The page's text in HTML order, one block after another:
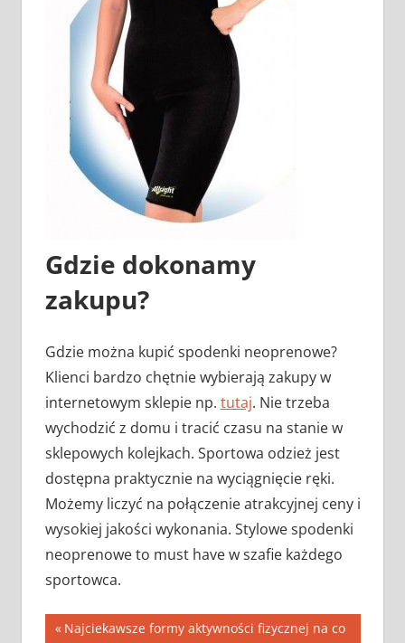
Gdzie dokonamy
zakupu?
Gdzie można kupić spodenki neoprenowe?
Klienci bardzo chętnie wybierają zakupy w
internetowym sklepie np. tutaj. Nie trzeba
wychodzić z domu i tracić czasu na stanie w
sklepowych kolejkach. Sportowa odzież jest
dostępna praktycznie na wyciągnięcie ręki.
Możemy liczyć na połączenie atrakcyjnej ceny i
wysokiej jakości wykonania. Stylowe spodenki
neoprenowe to must have w szafie każdego
sportowca.
Nawigacja
Previous
Najciekawsze formy aktywności fizycznej na co